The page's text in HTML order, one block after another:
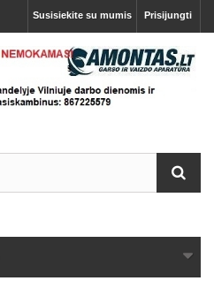
Prisijungti
Susisiekite su mumis